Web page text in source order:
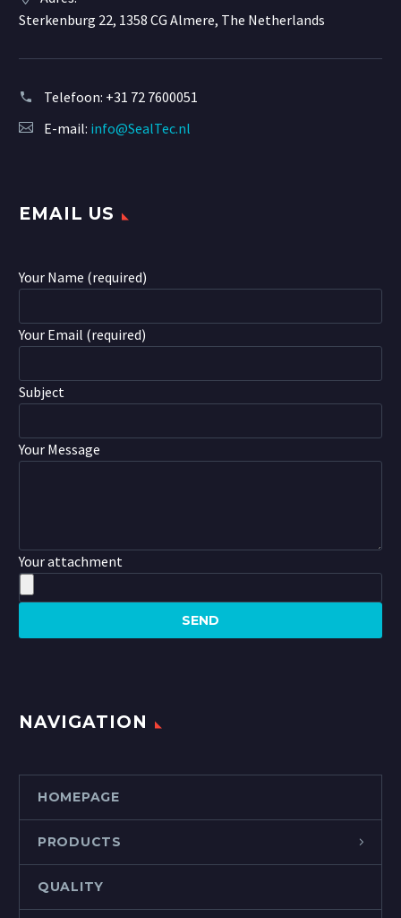
Sterkenburg 22, 1358 CG Almere, The Netherlands
Telefoon: +31 72 7600051
E-mail: info@SealTec.nl
EMAIL US
Your Name (required)
Your Email (required)
Subject
Your Message
Your attachment
NAVIGATION
HOMEPAGE
PRODUCTS
QUALITY